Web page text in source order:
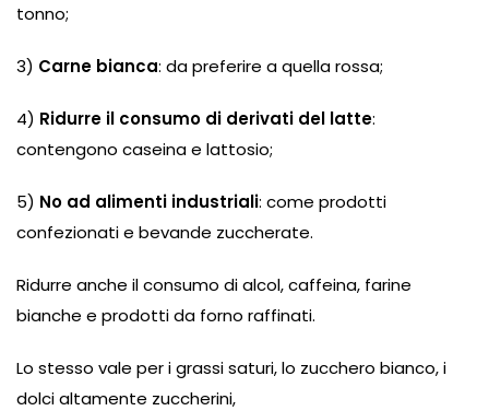
tonno;
3) Carne bianca: da preferire a quella rossa;
4) Ridurre il consumo di derivati del latte:
contengono caseina e lattosio;
5) No ad alimenti industriali: come prodotti
confezionati e bevande zuccherate.
Ridurre anche il consumo di alcol, caffeina, farine
bianche e prodotti da forno raffinati.
Lo stesso vale per i grassi saturi, lo zucchero bianco, i
dolci altamente zuccherini,